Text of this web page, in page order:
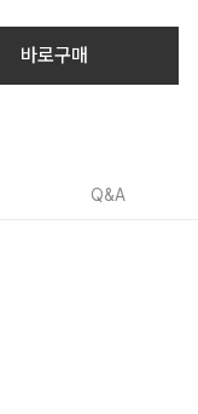
바로구매
Q&A